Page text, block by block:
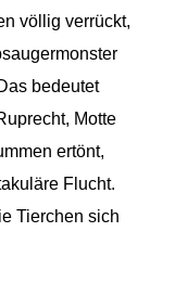
völlig verrückt,
bedeutet
Motte
ertönt,
Flucht.
Tierchen sich
ist auch